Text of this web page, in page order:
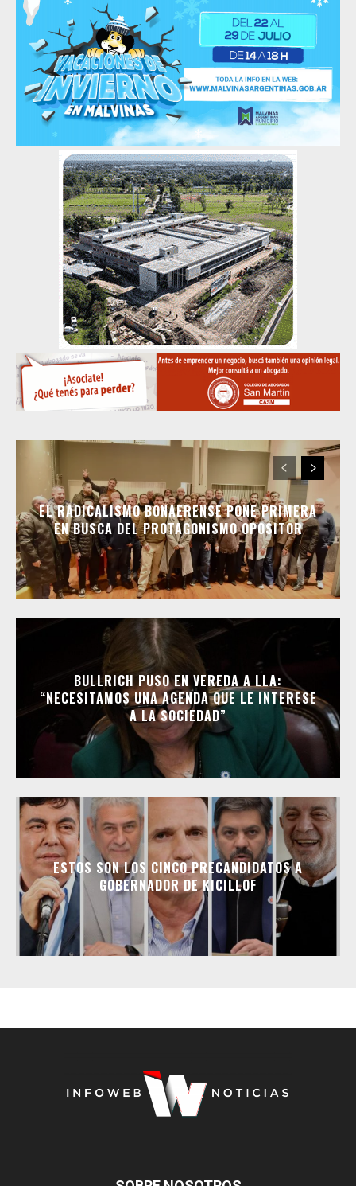
EL RADICALISMO BONAERENSE PONE PRIMERA
EN BUSCA DEL PROTAGONISMO OPOSITOR
BULLRICH PUSO EN VEREDA A LLA:
“NECESITAMOS UNA AGENDA QUE LE INTERESE
A LA SOCIEDAD”
ESTOS SON LOS CINCO PRECANDIDATOS A
GOBERNADOR DE KICILLOF